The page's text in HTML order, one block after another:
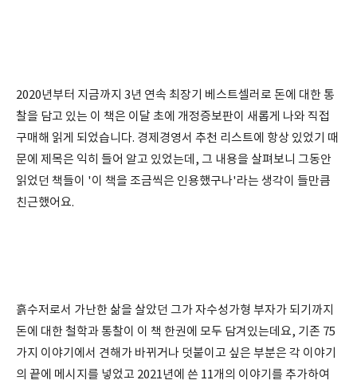
2020년부터 지금까지 3년 연속 최장기 베스트셀러로 돈에 대한 통
찰을 담고 있는 이 책은 이달 초에 개정증보판이 새롭게 나와 직접
구매해 읽게 되었습니다. 경제경영서 추천 리스트에 항상 있었기 때
문에 제목은 익히 들어 알고 있었는데, 그 내용을 살펴보니 그동안
읽었던 책들이 '이 책을 조금씩은 인용했구나'라는 생각이 들만큼
친근했어요.
흙수저로서 가난한 삶을 살았던 그가 자수성가형 부자가 되기까지
돈에 대한 철학과 통찰이 이 책 한권에 모두 담겨있는데요, 기존 75
가지 이야기에서 견해가 바뀌거나 덧붙이고 싶은 부분은 각 이야기
의 끝에 메시지를 넣었고 2021년에 쓴 11개의 이야기를 추가하여